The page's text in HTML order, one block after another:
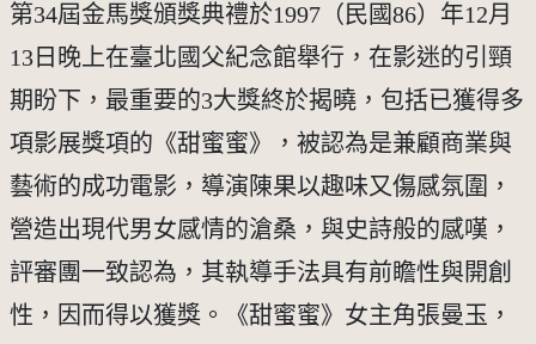
第34屆金馬獎頒獎典禮於1997（民國86）年12月
13日晚上在臺北國父紀念館舉行，在影迷的引頸
期盼下，最重要的3大獎終於揭曉，包括已獲得多
項影展獎項的《甜蜜蜜》，被認為是兼顧商業與
藝術的成功電影，導演陳果以趣味又傷感氛圍，
營造出現代男女感情的滄桑，與史詩般的感嘆，
評審團一致認為，其執導手法具有前瞻性與開創
性，因而得以獲獎。《甜蜜蜜》女主角張曼玉，